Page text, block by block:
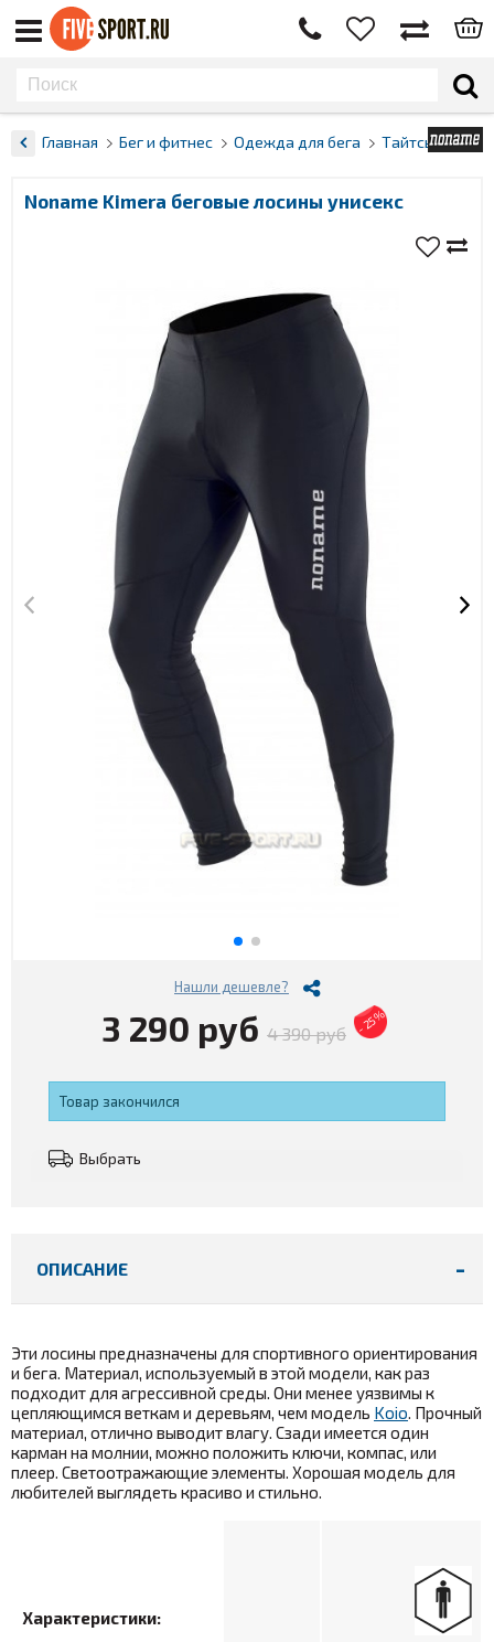
Главная Бег и фитнес Одежда для бега Тайтсы
Noname Kimera беговые лосины унисекс
Нашли дешевле?
3 290 руб 4 390 руб - 25%
Товар закончился
Выбрать
ОПИСАНИЕ
Эти лосины предназначены для спортивного ориентирования
и бега. Материал, используемый в этой модели, как раз
подходит для агрессивной среды. Они менее уязвимы к
цепляющимся веткам и деревьям, чем модель Koio. Прочный
материал, отлично выводит влагу. Сзади имеется один
карман на молнии, можно положить ключи, компас, или
плеер. Светоотражающие элементы. Хорошая модель для
любителей выглядеть красиво и стильно.
Характеристики: